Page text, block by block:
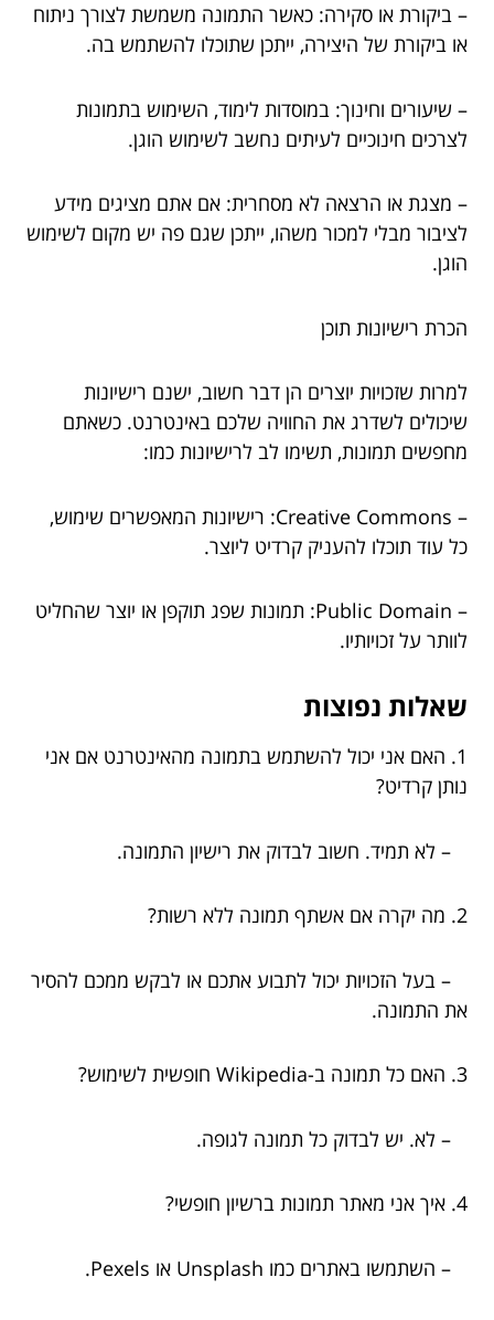
– ביקורת או סקירה: כאשר התמונה משמשת לצורך ניתוח
או ביקורת של היצירה, ייתכן שתוכלו להשתמש בה.
– שיעורים וחינוך: במוסדות לימוד, השימוש בתמונות
לצרכים חינוכיים לעיתים נחשב לשימוש הוגן.
– מצגת או הרצאה לא מסחרית: אם אתם מציגים מידע
לציבור מבלי למכור משהו, ייתכן שגם פה יש מקום לשימוש
הוגן.
הכרת רישיונות תוכן
למרות שזכויות יוצרים הן דבר חשוב, ישנם רישיונות
שיכולים לשדרג את החוויה שלכם באינטרנט. כשאתם
מחפשים תמונות, תשימו לב לרישיונות כמו:
– Creative Commons: רישיונות המאפשרים שימוש,
כל עוד תוכלו להעניק קרדיט ליוצר.
– Public Domain: תמונות שפג תוקפן או יוצר שהחליט
לוותר על זכויותיו.
שאלות נפוצות
1. האם אני יכול להשתמש בתמונה מהאינטרנט אם אני
נותן קרדיט?
– לא תמיד. חשוב לבדוק את רישיון התמונה.
2. מה יקרה אם אשתף תמונה ללא רשות?
– בעל הזכויות יכול לתבוע אתכם או לבקש ממכם להסיר
את התמונה.
3. האם כל תמונה ב-Wikipedia חופשית לשימוש?
– לא. יש לבדוק כל תמונה לגופה.
4. איך אני מאתר תמונות ברשיון חופשי?
– השתמשו באתרים כמו Unsplash או Pexels.